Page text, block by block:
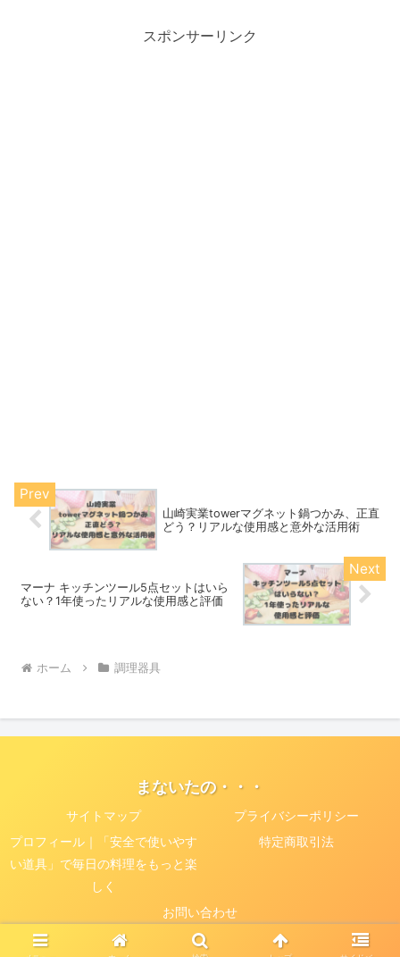
スポンサーリンク
山崎実業towerマグネット鍋つかみ、正直
どう？リアルな使用感と意外な活用術
マーナ キッチンツール5点セットはいら
ない？1年使ったリアルな使用感と評価
ホーム 調理器具
まないたの・・・
サイトマップ
プライバシーポリシー
プロフィール｜「安全で使いやす
い道具」で毎日の料理をもっと楽
しく
特定商取引法
お問い合わせ
© 2025 まないたの・・・.